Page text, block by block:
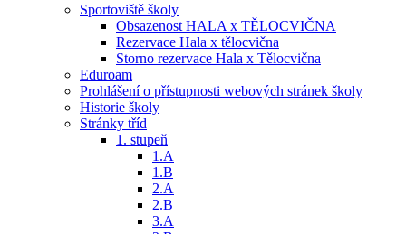
Sportoviště školy
Obsazenost HALA x TĚLOCVIČNA
Rezervace Hala x tělocvična
Storno rezervace Hala x Tělocvična
Eduroam
Prohlášení o přístupnosti webových stránek školy
Historie školy
Stránky tříd
1. stupeň
1.A
1.B
2.A
2.B
3.A